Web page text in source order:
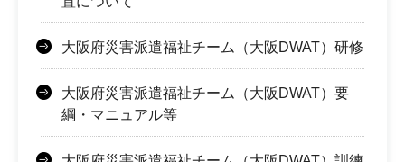
大阪府災害派遣福祉チーム（大阪DWAT）研修
大阪府災害派遣福祉チーム（大阪DWAT）要
綱・マニュアル等